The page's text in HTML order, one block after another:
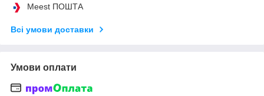
Meest ПОШТА
Всі умови доставки
Умови оплати